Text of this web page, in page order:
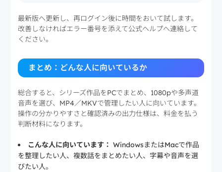
最新版へ更新し、再ログイン後に時間をおいて試します。
改善しなければエラー番号を添えて公式ヘルプへ連絡して
ください。
まとめ：どんな人に向いているか
総合すると、シリーズ作品をPCでまとめ、1080pや多声道
音声を選び、MP4／MKVで管理したい人に向いています。
操作の分かりやすさと確認済みの出力仕様は、料金を払う
判断材料になります。
こんな人に向いています： WindowsまたはMacで作品
を整理したい人、複数話をまとめたい人、字幕や音声を選
びたい人。